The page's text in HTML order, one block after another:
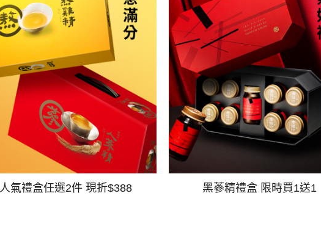
人氣禮盒任選2件 現折$388 黑蔘精禮盒 限時買1送1